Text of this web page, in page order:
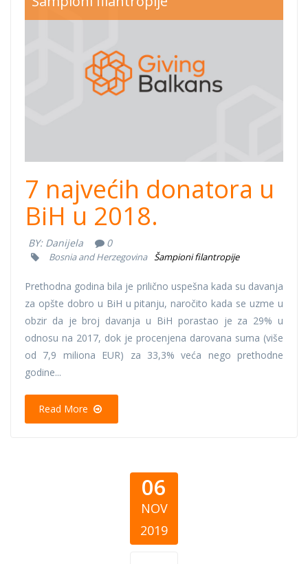
7 najvećih donatora u
BiH u 2018.
BY: Danijela 0
Bosnia and Herzegovina Šampioni filantropije
Prethodna godina bila je prilično uspešna kada su davanja
za opšte dobro u BiH u pitanju, naročito kada se uzme u
obzir da je broj davanja u BiH porastao je za 29% u
odnosu na 2017, dok je procenjena darovana suma (više
od 7,9 miliona EUR) za 33,3% veća nego prethodne
godine...
Read More
06
NOV
2019